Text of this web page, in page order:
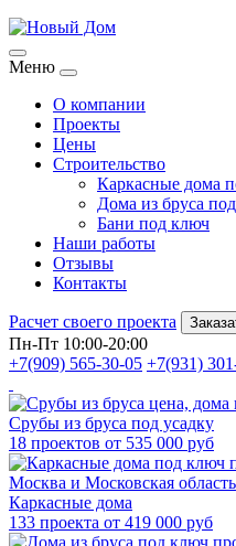
Меню
О компании
Проекты
Цены
Строительство
Каркасные дома
Дома из бруса
Бани под ключ
Наши работы
Отзывы
Контакты
Расчет своего проекта
Пн-Пт 10:00-20:00
+7(909) 565-30-05 +7(931)
Срубы из бруса под усадку
18 проектов от 535 000 руб
Каркасные дома
133 проекта от 419 000 руб